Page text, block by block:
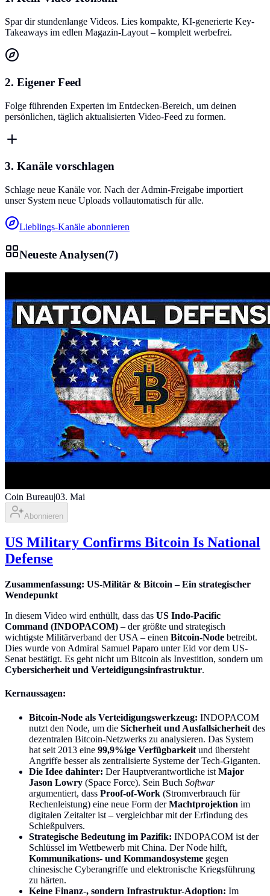
Spar dir stundenlange Videos. Lies kompakte, KI-generierte Key-
Takeaways im edlen Magazin-Layout – komplett werbefrei.
2. Eigener Feed
Folge führenden Experten im Entdecken-Bereich, um deinen
persönlichen, täglich aktualisierten Video-Feed zu formen.
3. Kanäle vorschlagen
Schlage neue Kanäle vor. Nach der Admin-Freigabe importiert
unser System neue Uploads vollautomatisch für alle.
Lieblings-Kanäle abonnieren
Neueste Analysen(7)
Coin Bureau|03. Mai
Abonnieren
US Military Confirms Bitcoin Is National
Defense
Zusammenfassung: US-Militär & Bitcoin – Ein strategischer
Wendepunkt
In diesem Video wird enthüllt, dass das US Indo-Pacific
Command (INDOPACOM) – der größte und strategisch
wichtigste Militärverband der USA – einen Bitcoin-Node betreibt.
Dies wurde von Admiral Samuel Paparo unter Eid vor dem US-
Senat bestätigt. Es geht nicht um Bitcoin als Investition, sondern um
Cybersicherheit und Verteidigungsinfrastruktur.
Kernaussagen:
Bitcoin-Node als Verteidigungswerkzeug: INDOPACOM
nutzt den Node, um die Sicherheit und Ausfallsicherheit des
dezentralen Bitcoin-Netzwerks zu analysieren. Das System
hat seit 2013 eine 99,9%ige Verfügbarkeit und übersteht
Angriffe besser als zentralisierte Systeme der Tech-Giganten.
Die Idee dahinter: Der Hauptverantwortliche ist Major
Jason Lowry (Space Force). Sein Buch Softwar
argumentiert, dass Proof-of-Work (Stromverbrauch für
Rechenleistung) eine neue Form derMachtprojektion im
digitalen Zeitalter ist – vergleichbar mit der Erfindung des
Schießpulvers.
Strategische Bedeutung im Pazifik: INDOPACOM ist der
Schlüssel im Wettbewerb mit China. Der Node hilft,
Kommunikations- und Kommandosysteme gegen
chinesische Cyberangriffe und elektronische Kriegsführung
zu härten.
Keine Finanz-, sondern Infrastruktur-Adoption: Im